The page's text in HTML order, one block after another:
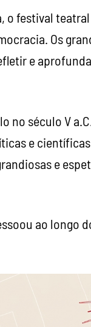
festival
Os
e
no século V
e
e
ao longo